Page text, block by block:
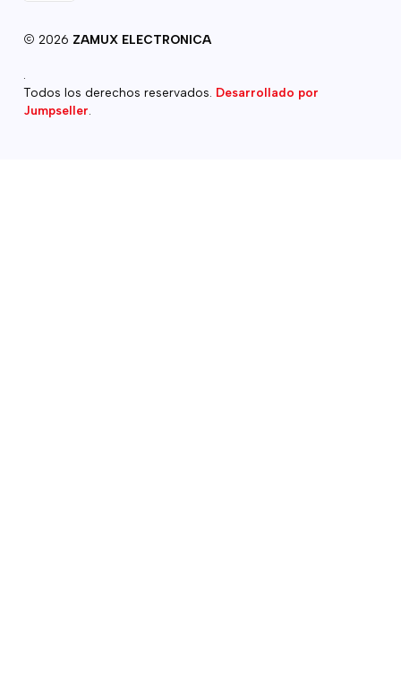
2026 ZAMUX ELECTRONICA
Todos los derechos reservados. Desarrollado por
Jumpseller